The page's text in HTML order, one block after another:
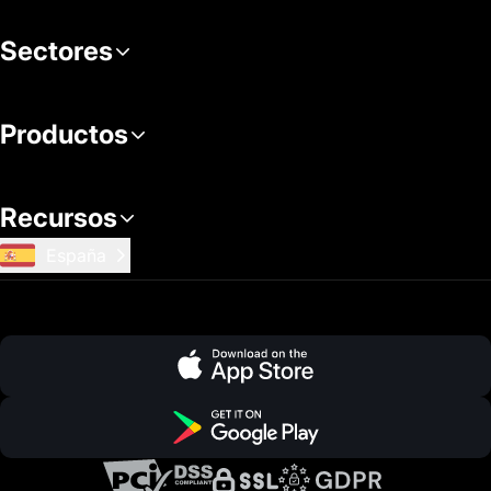
Sectores
Productos
Recursos